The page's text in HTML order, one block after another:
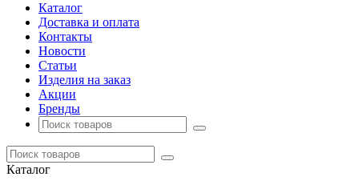
Каталог
Доставка и оплата
Контакты
Новости
Статьи
Изделия на заказ
Акции
Бренды
Каталог